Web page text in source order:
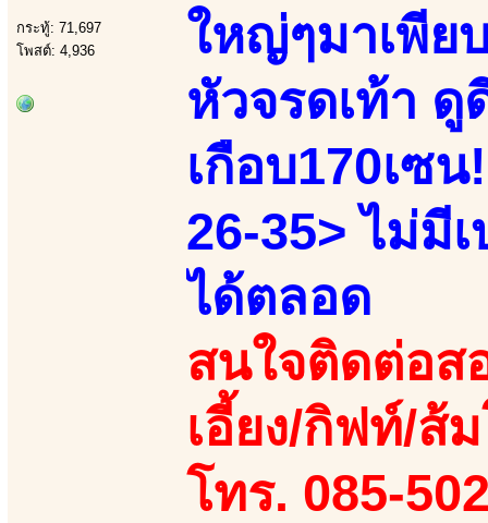
กระทู้: 71,697
โพสต์: 4,936
ใหญ่ๆมาเพีย
หัวจรดเท้า
เกือบ170เซ
26-35> ไม่มี
ได้ตลอด
สนใจติดต่อส
เอี้ยง/กิฟท์/ส้
โทร. 085-